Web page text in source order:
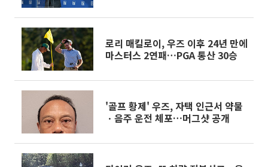
로리 매킬로이, 우즈 이후 24년 만에
마스터스 2연패…PGA 통산 30승
'골프 황제' 우즈, 자택 인근서 약물
ㆍ음주 운전 체포…머그샷 공개